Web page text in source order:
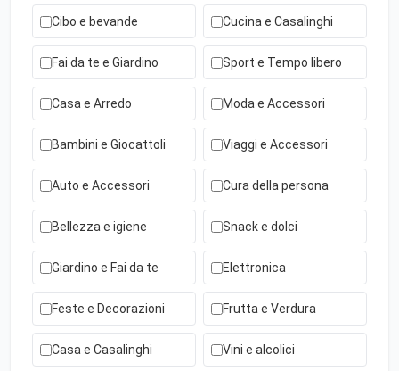
Cibo e bevande Cucina e Casalinghi
Fai da te e Giardino Sport e Tempo libero
Casa e Arredo Moda e Accessori
Bambini e Giocattoli Viaggi e Accessori
Auto e Accessori Cura della persona
Bellezza e igiene Snack e dolci
Giardino e Fai da te Elettronica
Feste e Decorazioni Frutta e Verdura
Casa e Casalinghi Vini e alcolici